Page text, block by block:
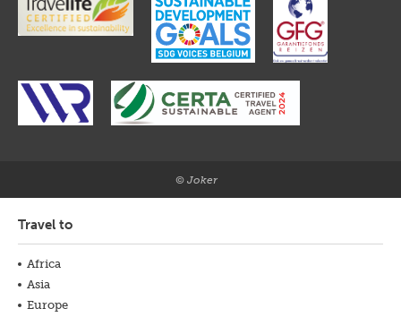
© Joker
Travel to
Africa
Asia
Europe